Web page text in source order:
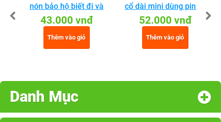
nón bảo hộ biết đi và
sủa dùng pin có đèn
43.000 vnđ
Thêm vào giỏ
cổ dài mini dùng pin có
đèn nhạc BN555
52.000 vnđ
Thêm vào giỏ
Danh Mục